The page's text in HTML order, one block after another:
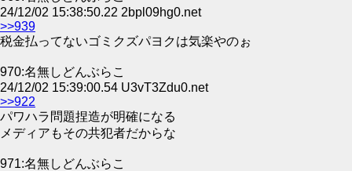
24/12/02 15:38:50.22 2bpl09hg0.net
>>939
税金払ってないゴミクズパヨクは気楽やのぉ
970:名無しどんぶらこ
24/12/02 15:39:00.54 U3vT3Zdu0.net
>>922
パワハラ問題捏造が明確になる
メディアもその共犯者だからな
971:名無しどんぶらこ